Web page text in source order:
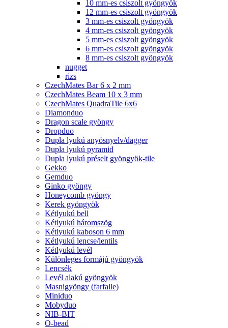
10 mm-es csiszolt gyöngyök
12 mm-es csiszolt gyöngyök
3 mm-es csiszolt gyöngyök
4 mm-es csiszolt gyöngyök
5 mm-es csiszolt gyöngyök
6 mm-es csiszolt gyöngyök
8 mm-es csiszolt gyöngyök
nugget
rizs
CzechMates Bar 6 x 2 mm
CzechMates Beam 10 x 3 mm
CzechMates QuadraTile 6x6
Diamonduo
Dragon scale gyöngy
Dropduo
Dupla lyukú anyósnyelv/dagger
Dupla lyukú pyramid
Dupla lyukú préselt gyöngyök-tile
Gekko
Gemduo
Ginko gyöngy
Honeycomb gyöngy
Kerek gyöngyök
Kétlyukú bell
Kétlyukú háromszög
Kétlyukú kaboson 6 mm
Kétlyukú lencse/lentils
Kétlyukú levél
Különleges formájú gyöngyök
Lencsék
Levél alakú gyöngyök
Masnigyöngy (farfalle)
Miniduo
Mobyduo
NIB-BIT
O-bead